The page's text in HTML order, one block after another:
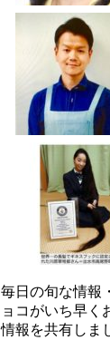
毎日の旬な情報
ョコがいち早く
情報を共有しま